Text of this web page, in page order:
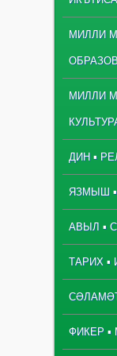
МИЛЛИ
МИЛЛИ
ДИН ▪
ЯЗМЫШ
АВЫЛ ▪
ТАРИХ ▪
ФИКЕР ▪